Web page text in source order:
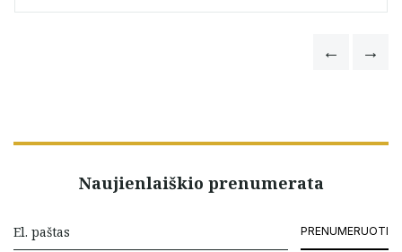
Naujienlaiškio prenumerata
PRENUMERUOTI